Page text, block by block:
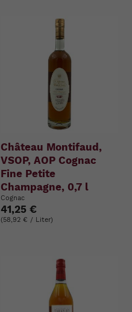
Château Montifaud,
VSOP, AOP Cognac
Fine Petite
Champagne, 0,7 l
Cognac
41,25 €
(58,92 € / Liter)